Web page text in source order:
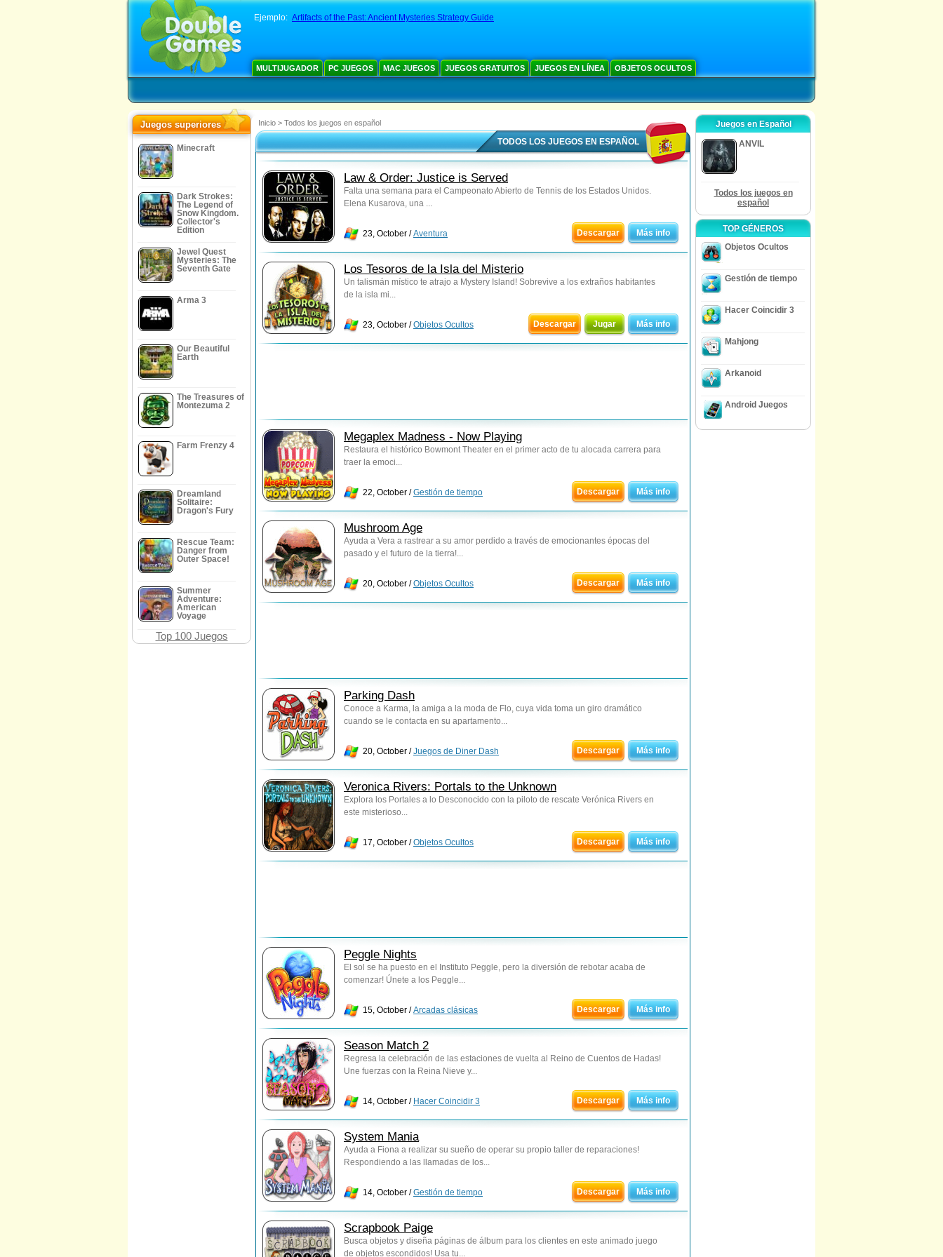
Ejemplo: Artifacts of the Past: Ancient Mysteries Strategy Guide
MULTIJUGADOR PC JUEGOS MAC JUEGOS JUEGOS GRATUITOS JUEGOS EN LÍNEA OBJETOS OCULTOS
Juegos superiores
Minecraft
Dark Strokes:
The Legend of
Snow Kingdom.
Collector's
Edition
Jewel Quest
Mysteries: The
Seventh Gate
Arma 3
Our Beautiful
Earth
The Treasures of
Montezuma 2
Farm Frenzy 4
Dreamland
Solitaire:
Dragon's Fury
Rescue Team:
Danger from
Outer Space!
Summer
Adventure:
American
Voyage
Top 100 Juegos
Inicio > Todos los juegos en español
TODOS LOS JUEGOS EN ESPAÑOL
Law & Order: Justice is Served
Falta una semana para el Campeonato Abierto de Tennis de los Estados Unidos.
Elena Kusarova, una ...
23, October /Aventura Descargar Más info
Los Tesoros de la Isla del Misterio
Un talismán místico te atrajo a Mystery Island! Sobrevive a los extraños habitantes
de la isla mi...
23, October /Objetos Ocultos Descargar Jugar Más info
Megaplex Madness - Now Playing
Restaura el histórico Bowmont Theater en el primer acto de tu alocada carrera para
traer la emoci...
22, October /Gestión de tiempo Descargar Más info
Mushroom Age
Ayuda a Vera a rastrear a su amor perdido a través de emocionantes épocas del
pasado y el futuro de la tierra!...
20, October /Objetos Ocultos Descargar Más info
Parking Dash
Conoce a Karma, la amiga a la moda de Flo, cuya vida toma un giro dramático
cuando se le contacta en su apartamento...
20, October /Juegos de Diner Dash Descargar Más info
Veronica Rivers: Portals to the Unknown
Explora los Portales a lo Desconocido con la piloto de rescate Verónica Rivers en
este misterioso...
17, October /Objetos Ocultos Descargar Más info
Peggle Nights
El sol se ha puesto en el Instituto Peggle, pero la diversión de rebotar acaba de
comenzar! Únete a los Peggle...
15, October /Arcadas clásicas Descargar Más info
Season Match 2
Regresa la celebración de las estaciones de vuelta al Reino de Cuentos de Hadas!
Une fuerzas con la Reina Nieve y...
14, October / Hacer Coincidir 3 Descargar Más info
System Mania
Ayuda a Fiona a realizar su sueño de operar su propio taller de reparaciones!
Respondiendo a las llamadas de los...
14, October /Gestión de tiempo Descargar Más info
Scrapbook Paige
Busca objetos y diseña páginas de álbum para los clientes en este animado juego
de objetos escondidos! Usa tu...
Juegos en Español
ANVIL
Todos los juegos en
español
TOP GÉNEROS
Objetos Ocultos
Gestión de tiempo
Hacer Coincidir 3
Mahjong
Arkanoid
Android Juegos